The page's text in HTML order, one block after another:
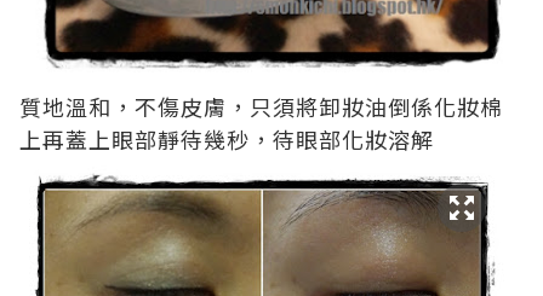
質地溫和，不傷皮膚，只須將卸妝油倒係化妝棉
上再蓋上眼部靜待幾秒，待眼部化妝溶解